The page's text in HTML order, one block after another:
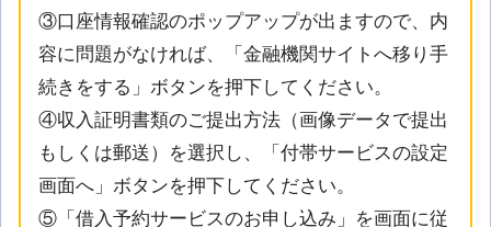
③口座情報確認のポップアップが出ますので、内
容に問題がなければ、「金融機関サイトへ移り手
続きをする」ボタンを押下してください。
④収入証明書類のご提出方法（画像データで提出
もしくは郵送）を選択し、「付帯サービスの設定
画面へ」ボタンを押下してください。
⑤「借入予約サービスのお申し込み」を画面に従